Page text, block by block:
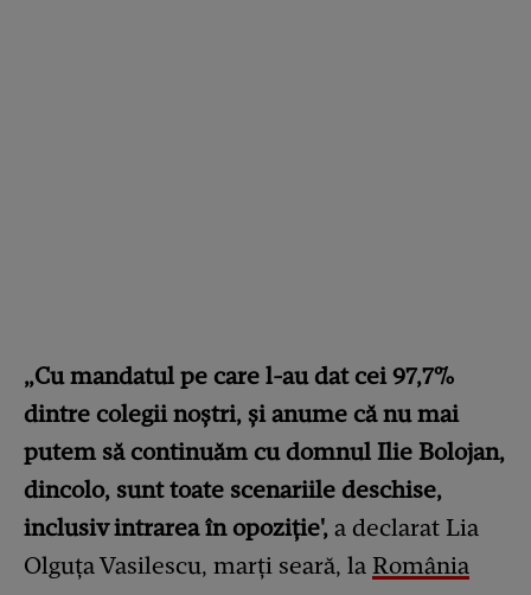
„Cu mandatul pe care l-au dat cei 97,7%
dintre colegii noştri, şi anume că nu mai
putem să continuăm cu domnul Ilie Bolojan,
dincolo, sunt toate scenariile deschise,
inclusiv intrarea în opoziţie', a declarat Lia
Olguţa Vasilescu, marţi seară, la România